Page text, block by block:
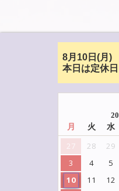
8月10日(月)
本日は定休
月
火 水
27 28 29
3
4 5
10
11 12